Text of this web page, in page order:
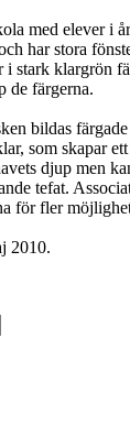
med elever i
har stora
i stark klargrön
de färgerna.
bildas
som skapar
djup men
tefat.
för fler
2010.